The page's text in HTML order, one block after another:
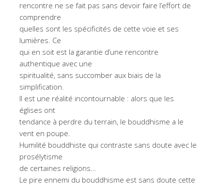
rencontre ne se fait pas sans devoir faire l’effort de
comprendre
quelles sont les spécificités de cette voie et ses
lumières. Ce
qui en soit est la garantie d’une rencontre
authentique avec une
spiritualité, sans succomber aux biais de la
simplification.
Il est une réalité incontournable : alors que les
églises ont
tendance à perdre du terrain, le bouddhisme a le
vent en poupe.
Humilité bouddhiste qui contraste sans doute avec le
prosélytisme
de certaines religions…
Le pire ennemi du bouddhisme est sans doute cette